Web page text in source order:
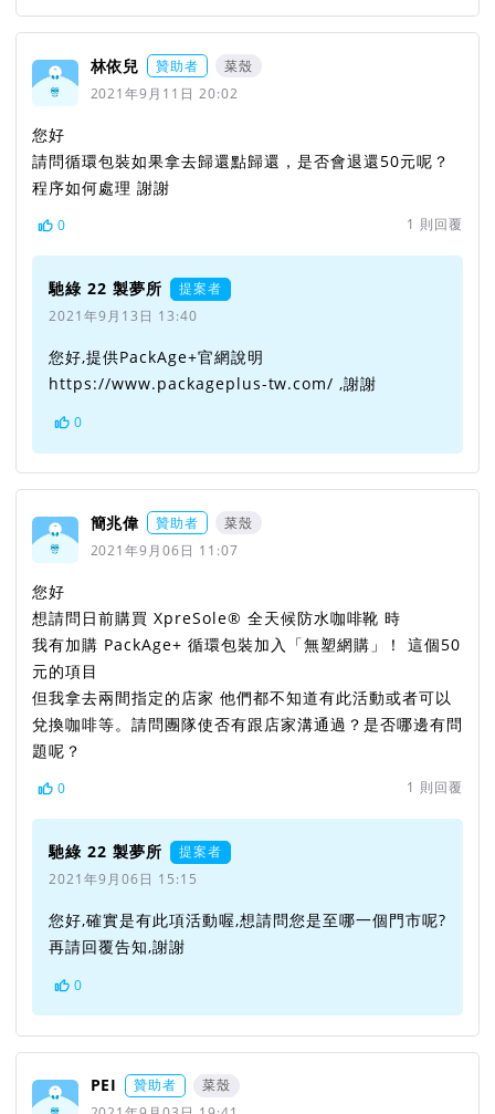
林依兒 贊助者
菜殼
2021年9月11日 20:02
您好
請問循環包裝如果拿去歸還點歸還，是否會退還50元呢？
程序如何處理 謝謝
0 1則回覆
馳綠 22 製夢所
提案者
2021年9月13日 13:40
您好,提供PackAge+官網說明
https://www.packageplus-tw.com/ ,謝謝
0
簡兆偉 贊助者
菜殼
2021年9月06日 11:07
您好
想請問日前購買 XpreSole® 全天候防水咖啡靴 時
我有加購 PackAge+ 循環包裝加入「無塑網購」！ 這個50
元的項目
但我拿去兩間指定的店家 他們都不知道有此活動或者可以
兌換咖啡等。請問團隊使否有跟店家溝通過？是否哪邊有問
題呢？
0 1 則回覆
馳綠 22 製夢所
提案者
2021年9月06日 15:15
您好,確實是有此項活動喔,想請問您是至哪一個門市呢?
再請回覆告知,謝謝
0
PEI 贊助者
菜殼